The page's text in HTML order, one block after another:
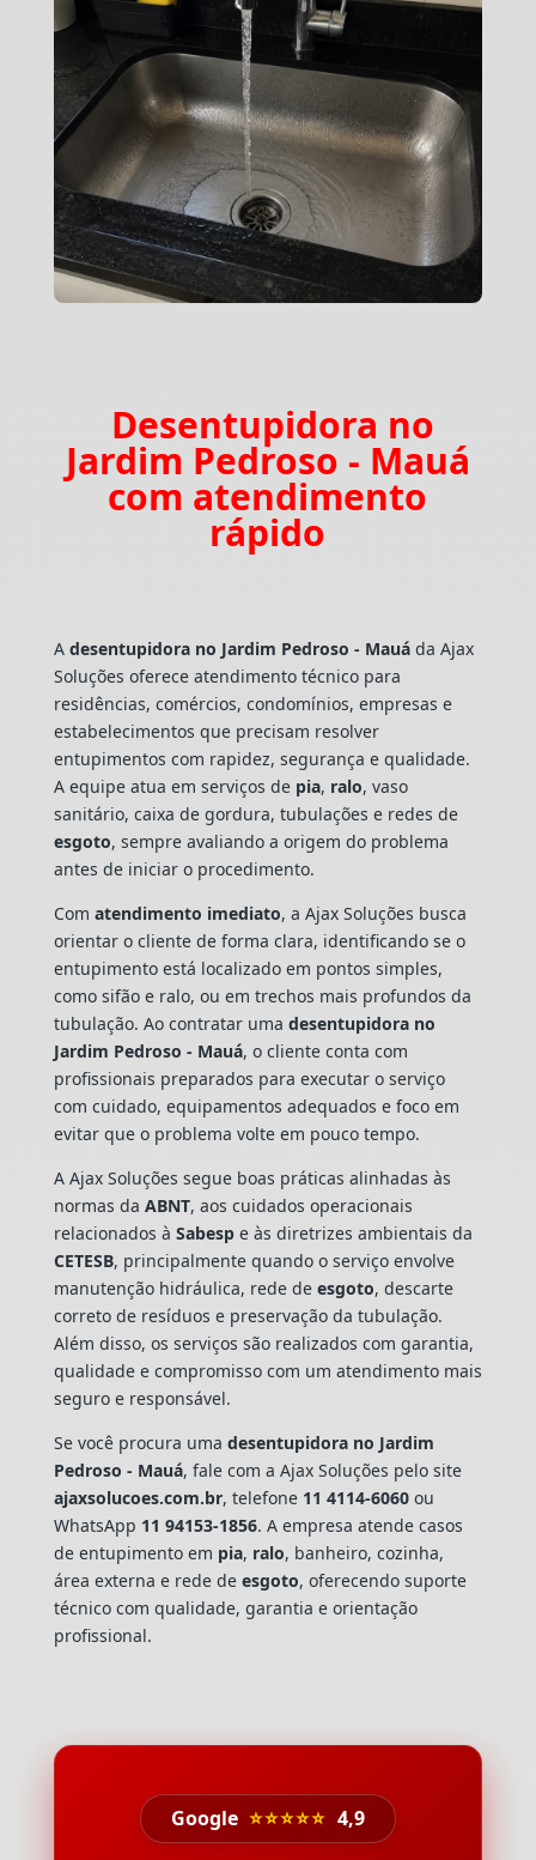
Desentupidora no
Jardim Pedroso - Mauá
com atendimento
rápido
A desentupidora no Jardim Pedroso - Mauáda Ajax
Soluções oferece atendimento técnico para
residências, comércios, condomínios, empresas e
estabelecimentos que precisam resolver
entupimentos com rapidez, segurança e qualidade.
A equipe atua em serviços de pia, ralo, vaso
sanitário, caixa de gordura, tubulações e redes de
esgoto, sempre avaliando a origem do problema
antes de iniciar o procedimento.
Com atendimento imediato, a Ajax Soluções busca
orientar o cliente de forma clara, identificando se o
entupimento está localizado em pontos simples,
como sifão e ralo, ou em trechos mais profundos da
tubulação. Ao contratar uma desentupidora no
Jardim Pedroso - Mauá, o cliente conta com
profissionais preparados para executar o serviço
com cuidado, equipamentos adequados e foco em
evitar que o problema volte em pouco tempo.
A Ajax Soluções segue boas práticas alinhadas às
normas da ABNT, aos cuidados operacionais
relacionados à Sabespe às diretrizes ambientais da
CETESB, principalmente quando o serviço envolve
manutenção hidráulica, rede de esgoto, descarte
correto de resíduos e preservação da tubulação.
Além disso, os serviços são realizados com garantia,
qualidade e compromisso com um atendimento mais
seguro e responsável.
Se você procura uma desentupidora no Jardim
Pedroso - Mauá, fale com a Ajax Soluções pelo site
ajaxsolucoes.com.br, telefone 11 4114-6060ou
WhatsApp 11 94153-1856. A empresa atende casos
de entupimento em pia, ralo, banheiro, cozinha,
área externa e rede de esgoto, oferecendo suporte
técnico com qualidade, garantia e orientação
profissional.
Google ⭐⭐⭐⭐⭐ 4,9